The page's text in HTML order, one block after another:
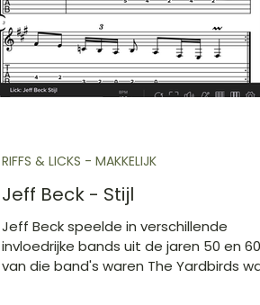
D
niveau 1 Kerst
Jeff Beck - Stijl
Jeff Beck speelde in verschillende
invloedrijke bands uit de jaren 50 en 60.
van die band's waren The Yardbirds
RIFFS & LICKS - MAKKELIJK